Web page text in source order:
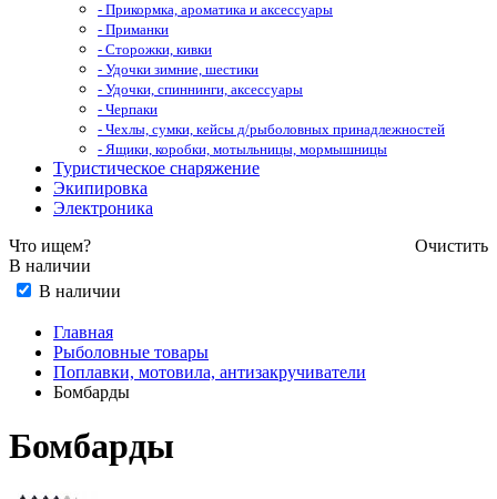
- Прикормка, ароматика и аксессуары
- Приманки
- Сторожки, кивки
- Удочки зимние, шестики
- Удочки, спиннинги, аксессуары
- Черпаки
- Чехлы, сумки, кейсы д/рыболовных принадлежностей
- Ящики, коробки, мотыльницы, мормышницы
Туристическое снаряжение
Экипировка
Электроника
Что ищем?
Очистить
В наличии
В наличии
Главная
Рыболовные товары
Поплавки, мотовила, антизакручиватели
Бомбарды
Бомбарды